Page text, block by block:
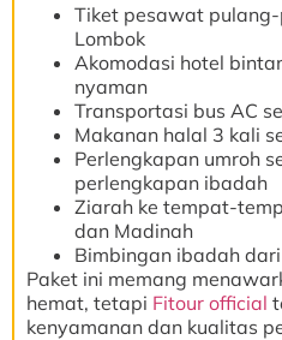
Tiket pesawat
Lombok
Akomodasi hotel
nyaman
Transportasi bus AC
Makanan halal 3 kali
Perlengkapan umroh
perlengkapan ibadah
Ziarah ke tempat-
dan Madinah
Bimbingan ibadah
Paket ini memang
hemat, tetapi Fitour official
kenyamanan dan kualitas